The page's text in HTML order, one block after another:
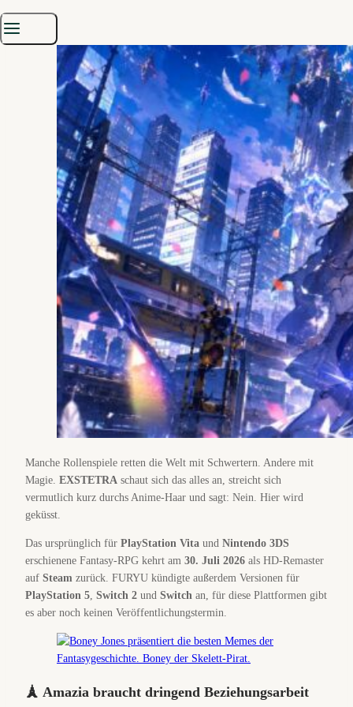
Manche Rollenspiele retten die Welt mit Schwertern. Andere mit
Magie. EXSTETRA schaut sich das alles an, streicht sich
vermutlich kurz durchs Anime-Haar und sagt: Nein. Hier wird
geküsst.
Das ursprünglich für PlayStation Vita und Nintendo 3DS
erschienene Fantasy-RPG kehrt am 30. Juli 2026 als HD-Remaster
auf Steam zurück. FURYU kündigte außerdem Versionen für
PlayStation 5, Switch 2 und Switch an, für diese Plattformen gibt
es aber noch keinen Veröffentlichungstermin.
🗼 Amazia braucht dringend Beziehungsarbeit